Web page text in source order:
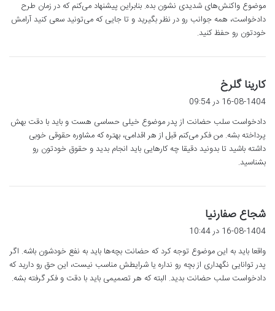
موضوع واکنش‌های شدیدی نشون بده. بنابراین پیشنهاد می‌کنم که در زمان طرح
دادخواست، همه جوانب رو در نظر بگیرید و تا جایی که می‌تونید سعی کنید آرامش
خودتون رو حفظ کنید.
کارینا گلرخ
ت
:
16-08-1404 در 09:54
دادخواست سلب حضانت از پدر موضوع خیلی حساسی هست و باید با دقت بهش
پرداخته بشه. من فکر می‌کنم قبل از هر اقدامی، بهتره که مشاوره حقوقی خوبی
داشته باشید تا بدونید دقیقا چه کارهایی باید انجام بدید و حقوق خودتون رو
بشناسید.
شجاع صفارنیا
ف
:
16-08-1404 در 10:44
واقعا باید به این موضوع توجه کرد که حضانت بچه‌ها باید به نفع خودشون باشه. اگر
پدر توانایی نگهداری از بچه رو نداره یا شرایطش مناسب نیست، این حق رو دارید که
دادخواست سلب حضانت بدید. البته که هر تصمیمی باید با دقت و فکر گرفته بشه.